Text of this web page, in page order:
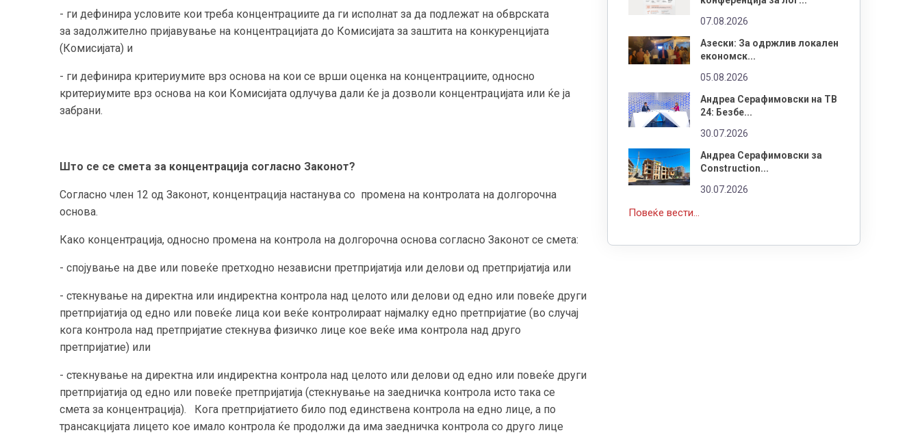
- ги дефинира условите кои треба концентрациите да ги исполнат за да подлежат на обврската
за задолжително пријавување на концентрацијата до Комисијата за заштита на конкуренцијата
(Комисијата) и
- ги дефинира критериумите врз основа на кои се врши оценка на концентрациите, односно
критериумите врз основа на кои Комисијата одлучува дали ќе ја дозволи концентрацијата или ќе ја
забрани.
Што се се смета за концентрација согласно Законот?
Согласно член 12 од Законот, концентрација настанува со промена на контролата на долгорочна
основа.
Како концентрација, односно промена на контрола на долгорочна основа согласно Законот се смета:
- спојување на две или повеќе претходно независни претпријатија или делови од претпријатија или
- стекнување на директна или индиректна контрола над целото или делови од едно или повеќе други
претпријатија од едно или повеќе лица кои веќе контролираат најмалку едно претпријатие (во случај
кога контрола над претпријатие стекнува физичко лице кое веќе има контрола над друго
претпријатие) или
- стекнување на директна или индиректна контрола над целото или делови од едно или повеќе други
претпријатија од едно или повеќе претпријатија (стекнување на заедничка контрола исто така се
смета за концентрација). Кога претпријатието било под единствена контрола на едно лице, а по
трансакцијата лицето кое имало контрола ќе продолжи да има заедничка контрола со друго лице
07.08.2026
Азески: За одржлив локален
економск...
05.08.2026
Андреа Серафимовски на ТВ
24: Безбе...
30.07.2026
Андреа Серафимовски за
Construction...
30.07.2026
Повеќе вести...